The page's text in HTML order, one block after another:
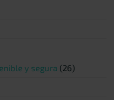
y segura (26)